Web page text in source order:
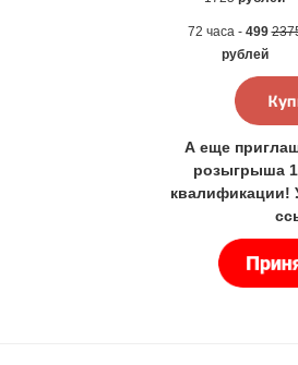
72 часа - 499
рублей
А еще
розыгрыша
квалификации!